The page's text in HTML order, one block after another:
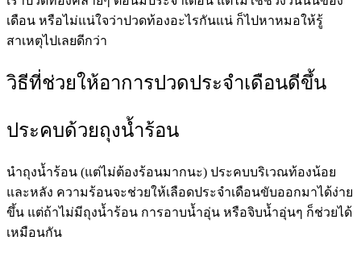
เดือน หรือไม่แน่ใจว่าปวดท้องอะไรกันแน่ ก็ไปหาหมอให้รู้
สาเหตุไปเลยดีกว่า
วิธีที่ช่วยให้อาการปวดประจำเดือนดีขึ้น
ประคบด้วยถุงน้ำร้อน
นำถุงน้ำร้อน (แต่ไม่ต้องร้อนมากนะ) ประคบบริเวณท้องน้อย
และหลัง ความร้อนจะช่วยให้เลือดประจำเดือนขับออกมาได้ง่าย
ขึ้น แต่ถ้าไม่มีถุงน้ำร้อน การอาบน้ำอุ่น หรือจิบน้ำอุ่นๆ ก็ช่วยได้
เหมือนกัน